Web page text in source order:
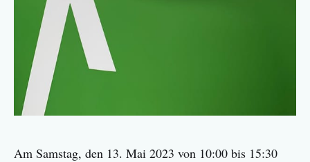
Am Samstag, den 13. Mai 2023 von 10:00 bis 15:30